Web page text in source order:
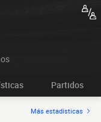
Partidos
Más estadísticas